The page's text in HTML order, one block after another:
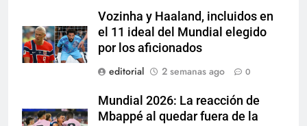
Vozinha y Haaland, incluidos en
el 11 ideal del Mundial elegido
por los aficionados
editorial
2 semanas ago 0
Mundial 2026: La reacción de
Mbappé al quedar fuera de la